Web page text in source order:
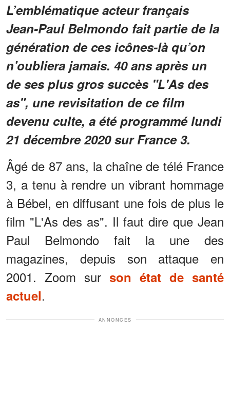
L’emblématique acteur français
Jean-Paul Belmondo fait partie de la
génération de ces icônes-là qu’on
n’oubliera jamais. 40 ans après un
de ses plus gros succès "L'As des
as", une revisitation de ce film
devenu culte, a été programmé lundi
21 décembre 2020 sur France 3.
Âgé de 87 ans, la chaîne de télé France
3, a tenu à rendre un vibrant hommage
à Bébel, en diffusant une fois de plus le
film "L'As des as". Il faut dire que Jean
Paul Belmondo fait la une des
magazines, depuis son attaque en
2001. Zoom sur son état de santé
actuel.
ANNONCES